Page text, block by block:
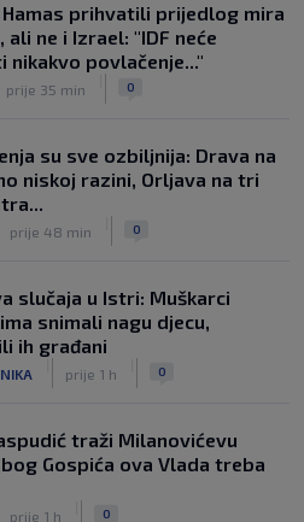
prihvatili prijedlog mira
ali ne i Izrael: "IDF neće
nikakvo povlačenje..."
prije 35 min 0
su sve ozbiljnija: Drava na
niskoj razini, Orljava na tri
prije 48 min 0
slučaja u Istri: Muškarci
snimali nagu djecu,
ih građani
prije 1 h 0
traži Milanovićevu
Gospića ova Vlada treba
prije 1 h 0